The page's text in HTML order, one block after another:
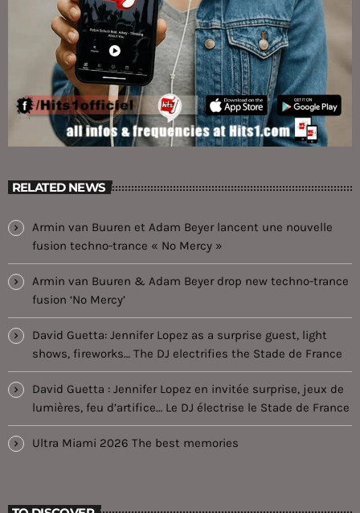
RELATED NEWS
Armin van Buuren et Adam Beyer lancent une nouvelle
fusion techno-trance « No Mercy »
Armin van Buuren & Adam Beyer drop new techno-trance
fusion ‘No Mercy’
David Guetta: Jennifer Lopez as a surprise guest, light
shows, fireworks… The DJ electrifies the Stade de France
David Guetta : Jennifer Lopez en invitée surprise, jeux de
lumières, feu d’artifice… Le DJ électrise le Stade de France
Ultra Miami 2026 The best memories